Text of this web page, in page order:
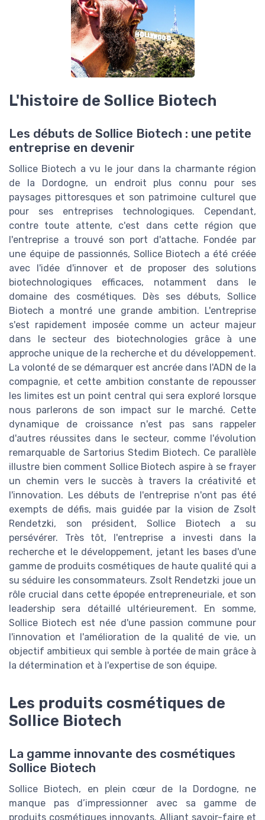
L'histoire de Sollice Biotech
Les débuts de Sollice Biotech : une petite
entreprise en devenir
Sollice Biotech a vu le jour dans la charmante région
de la Dordogne, un endroit plus connu pour ses
paysages pittoresques et son patrimoine culturel que
pour ses entreprises technologiques. Cependant,
contre toute attente, c'est dans cette région que
l'entreprise a trouvé son port d'attache. Fondée par
une équipe de passionnés, Sollice Biotech a été créée
avec l'idée d'innover et de proposer des solutions
biotechnologiques efficaces, notamment dans le
domaine des cosmétiques. Dès ses débuts, Sollice
Biotech a montré une grande ambition. L'entreprise
s'est rapidement imposée comme un acteur majeur
dans le secteur des biotechnologies grâce à une
approche unique de la recherche et du développement.
La volonté de se démarquer est ancrée dans l'ADN de la
compagnie, et cette ambition constante de repousser
les limites est un point central qui sera exploré lorsque
nous parlerons de son impact sur le marché. Cette
dynamique de croissance n'est pas sans rappeler
d'autres réussites dans le secteur, comme l'évolution
remarquable de Sartorius Stedim Biotech. Ce parallèle
illustre bien comment Sollice Biotech aspire à se frayer
un chemin vers le succès à travers la créativité et
l'innovation. Les débuts de l'entreprise n'ont pas été
exempts de défis, mais guidée par la vision de Zsolt
Rendetzki, son président, Sollice Biotech a su
persévérer. Très tôt, l'entreprise a investi dans la
recherche et le développement, jetant les bases d'une
gamme de produits cosmétiques de haute qualité qui a
su séduire les consommateurs. Zsolt Rendetzki joue un
rôle crucial dans cette épopée entrepreneuriale, et son
leadership sera détaillé ultérieurement. En somme,
Sollice Biotech est née d'une passion commune pour
l'innovation et l'amélioration de la qualité de vie, un
objectif ambitieux qui semble à portée de main grâce à
la détermination et à l'expertise de son équipe.
Les produits cosmétiques de
Sollice Biotech
La gamme innovante des cosmétiques
Sollice Biotech
Sollice Biotech, en plein cœur de la Dordogne, ne
manque pas d’impressionner avec sa gamme de
produits cosmétiques innovants. Alliant savoir-faire et